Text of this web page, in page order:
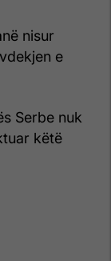
nisur
e
Serbe nuk
këtë